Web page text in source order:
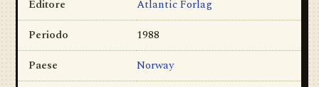
Editore
Atlantic Forlag
Periodo
1988
Paese
Norway